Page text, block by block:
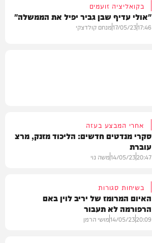
בקואליציה זועמים
"אולי עדיף שבן גביר יפיל את הממשלה"
17:46
17/05/23מנחם קולדצקי
אחרי המבצע בעזה
סקרי מנדטים חדשים: הליכוד מזנק, מרצ
עוברת
20:47
14/05/23משה נוי
בשיחות סגורות
האיום המרומז של יריב לוין באם
הרפורמה לא תעבור
20:09
14/05/23מושי הרמן